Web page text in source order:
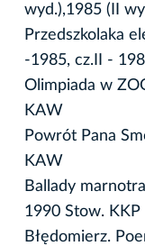
wyd.),1985 (II
Przedszkolaka
-1985, cz.II -
Olimpiada w
KAW
Powrót Pana
KAW
Ballady
1990 Stow.
Błędomierz.